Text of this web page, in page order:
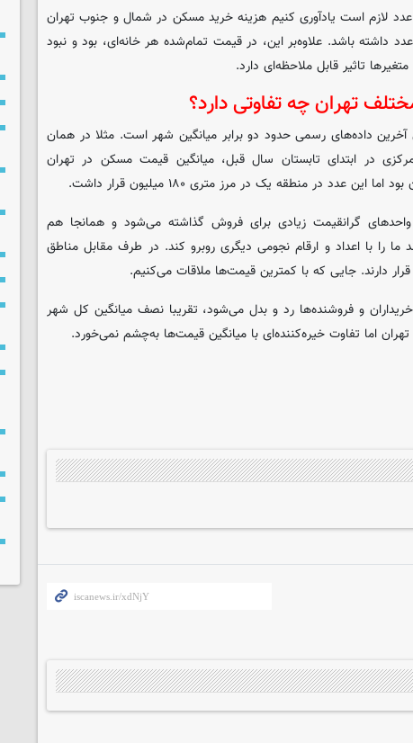
لازم است یادآوری کنیم هزینه‌ خرید مسکن در شمال و جنوب تهران
داشته باشد. علاوه‌بر این، در قیمت تمام‌شده هر خانه‌ای، بود و نبود
تاثیر قابل ملاحظه‌ای دارد.
تهران چه تفاوتی دارد؟
داده‌های رسمی حدود دو برابر میانگین شهر است. مثلا در همان
در ابتدای تابستان سال قبل، میانگین قیمت مسکن در تهران
گرانقیمت زیادی برای فروش گذاشته می‌شود و همانجا هم
را با اعداد و ارقام نجومی دیگری روبرو کند. در طرف مقابل مناطق
دارند. جایی که با کمترین قیمت‌ها ملاقات می‌کنیم.
و فروشنده‌ها رد و بدل می‌شود، تقریبا نصف میانگین کل شهر
اما تفاوت خیره‌کننده‌ای با میانگین قیمت‌ها به‌چشم نمی‌خورد.